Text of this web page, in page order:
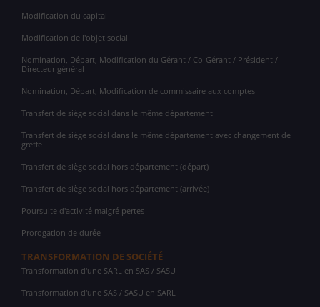
Modification du capital
Modification de l'objet social
Nomination, Départ, Modification du Gérant / Co-Gérant / Président /
Directeur général
Nomination, Départ, Modification de commissaire aux comptes
Transfert de siège social dans le même département
Transfert de siège social dans le même département avec changement de
greffe
Transfert de siège social hors département (départ)
Transfert de siège social hors département (arrivée)
Poursuite d'activité malgré pertes
Prorogation de durée
TRANSFORMATION DE SOCIÉTÉ
Transformation d'une SARL en SAS / SASU
Transformation d'une SAS / SASU en SARL